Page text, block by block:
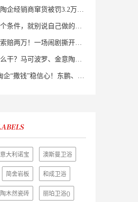
又有头部陶企经销商窜货被罚3.2万！品牌区域保护岌岌可危？
达不到这个条件，就别说自己做的是质感砖！
三块瓷砖索赔两万！一场闹剧撕开了装修“碰瓷”的遮羞布
接下来怎么干？马可波罗、金意陶、蒙娜丽莎、箭牌、欧神诺、宏宇…
8家上市陶企“撒钱”稳信心！东鹏、蒙娜丽莎等启动回购增持
意大利诺宝 澳斯曼卫浴
简舍岩板 和成卫浴
陶木然瓷砖 丽珀卫浴()